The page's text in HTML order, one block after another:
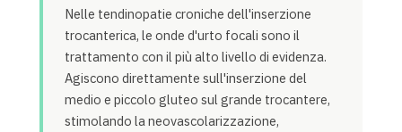
Nelle tendinopatie croniche dell'inserzione
trocanterica, le onde d'urto focali sono il
trattamento con il più alto livello di evidenza.
Agiscono direttamente sull'inserzione del
medio e piccolo gluteo sul grande trocantere,
stimolando la neovascolarizzazione,